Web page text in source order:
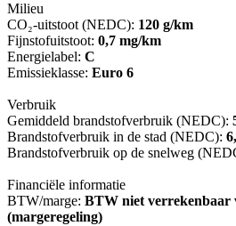
Milieu
CO₂-uitstoot (NEDC): 120 g/km
Fijnstofuitstoot: 0,7 mg/km
Energielabel: C
Emissieklasse: Euro 6
Verbruik
Gemiddeld brandstofverbruik (NEDC):
Brandstofverbruik in de stad (NEDC):
Brandstofverbruik op de snelweg
Financiële informatie
BTW/marge: BTW niet verrekenbaar
(margeregeling)